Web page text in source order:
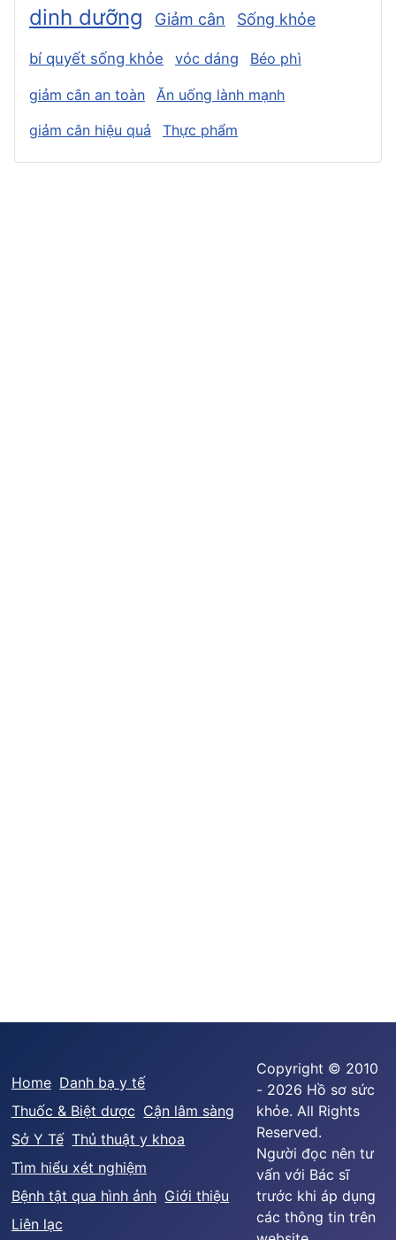
dinh dưỡng Giảm cân Sống khỏe
bí quyết sống khỏe vóc dáng Béo phì
giảm cân an toàn
Ăn uống lành mạnh
giảm cân hiệu quả
Thực phẩm
Home Danh bạ y tế
Thuốc & Biệt dược Cận lâm sàng
Sở Y Tế Thủ thuật y khoa
Tìm hiểu xét nghiệm
Bệnh tật qua hình ảnh Giới thiệu
Liên lạc
Copyright © 2010
- 2026 Hồ sơ sức
khỏe. All Rights
Reserved.
Người đọc nên tư
vấn với Bác sĩ
trước khi áp dụng
các thông tin trên